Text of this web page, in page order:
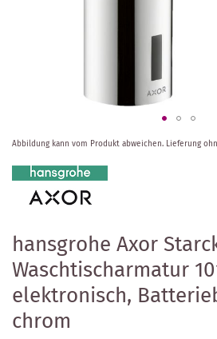
hansgrohe Axor
Waschtischarmatur
elektronisch,
chrom
Zum
Anfang
der
Bildergalerie
springen
Abbildung kann vom Produkt abweichen. Lieferung